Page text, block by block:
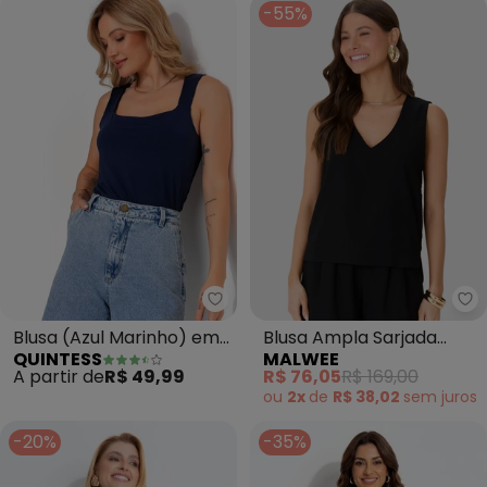
Quintess - Blusa (Azul
Blusa (Azul Marinho) em
Microflex
QUINTESS
A partir deR$ 49,99
-55%
Blusa Ampla Sarjada
Decote "V" (Preto)
MALWEE
R$ 76,05R$ 169,00
ou 2x de R$ 38,02 sem juros
-20% -35%